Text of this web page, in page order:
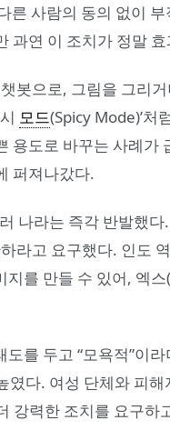
른 사람의 동의 없이
과연 이 조치가 정말
봇으로, 그림을 그리
모드(Spicy Mode)’처
용도로 바꾸는 사례가
퍼져나갔다.
나라는 즉각 반발했
라고 요구했다. 인도
를 만들 수 있어, 엑
를 두고 “모욕적”이
였다. 여성 단체와 피
강력한 조치를 요구하